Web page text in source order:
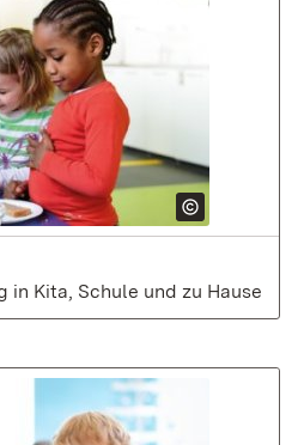
in Kita, Schule und zu Hause